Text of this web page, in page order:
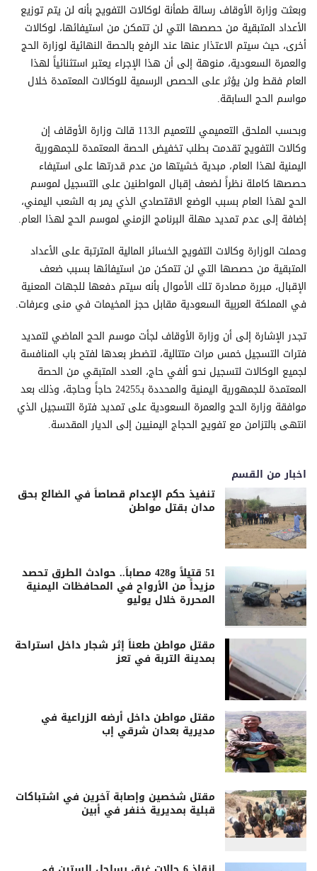
وبعثت وزارة الأوقاف رسالة طمأنة لوكالات التفويج بأنه لن يتم توزيع
الأعداد المتبقية من حصصها التي لن تتمكن من استيفائها، لوكالات
أخرى، حيث سيتم الاعتذار عنها عند الرفع بالحصة النهائية لوزارة الحج
والعمرة السعودية، منوهة إلى أن هذا الإجراء يعتبر استثنائياً لهذا
العام فقط ولن يؤثر على الحصص الرسمية للوكالات المعتمدة خلال
مواسم الحج السابقة.
وبحسب الملحق التعميمي للتعميم الـ113 قالت وزارة الأوقاف إن
وكالات التفويج تقدمت بطلب تخفيض الحصة المعتمدة للجمهورية
اليمنية لهذا العام، مبدية خشيتها من عدم قدرتها على استيفاء
حصصها كاملة نظراً لضعف إقبال المواطنين على التسجيل لموسم
الحج لهذا العام بسبب الوضع الاقتصادي الذي يمر به الشعب اليمني،
إضافة إلى عدم تمديد مهلة البرنامج الزمني لموسم الحج لهذا العام.
وحملت الوزارة وكالات التفويج الخسائر المالية المترتبة على الأعداد
المتبقية من حصصها التي لن تتمكن من استيفائها بسبب ضعف
الإقبال، مبررة مصادرة تلك الأموال بأنه سيتم دفعها للجهات المعنية
في المملكة العربية السعودية مقابل حجز المخيمات في منى وعرفات.
تجدر الإشارة إلى أن وزارة الأوقاف لجأت موسم الحج الماضي لتمديد
فترات التسجيل خمس مرات متتالية، لتضطر بعدها لفتح باب المنافسة
لجميع الوكالات لتسجيل نحو ألفي حاج، العدد المتبقي من الحصة
المعتمدة للجمهورية اليمنية والمحددة بـ24255 حاجاً وحاجة، وذلك بعد
موافقة وزارة الحج والعمرة السعودية على تمديد فترة التسجيل الذي
انتهى بالتزامن مع تفويج الحجاج اليمنيين إلى الديار المقدسة.
اخبار من القسم
تنفيذ حكم الإعدام قصاصاً في الضالع بحق
مدان بقتل مواطن
51 قتيلاً و428 مصاباً.. حوادث الطرق تحصد
مزيداً من الأرواح في المحافظات اليمنية
المحررة خلال يوليو
مقتل مواطن طعناً إثر شجار داخل استراحة
بمدينة التربة في تعز
مقتل مواطن داخل أرضه الزراعية في
مديرية بعدان شرقي إب
مقتل شخصين وإصابة آخرين في اشتباكات
قبلية بمديرية خنفر في أبين